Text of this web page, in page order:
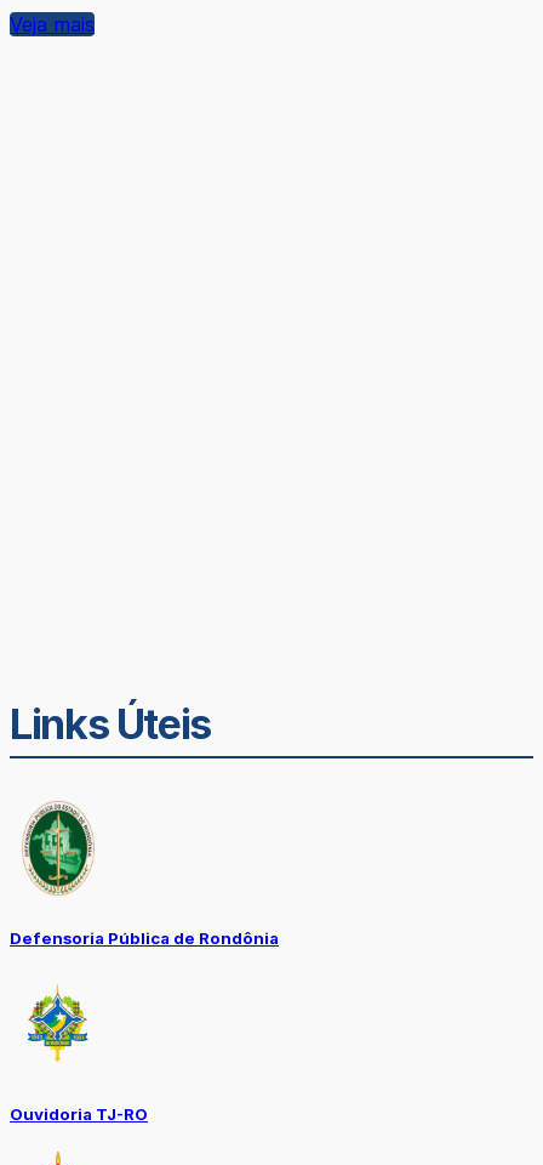
Veja mais
Links Úteis
Defensoria Pública de Rondônia
Ouvidoria TJ-RO